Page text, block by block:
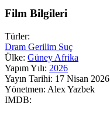
Film Bilgileri
Türler:
Dram Gerilim Suç
Ülke: Güney Afrika
Yapım Yılı: 2026
Yayın Tarihi: 17 Nisan 2026
Yönetmen: Alex Yazbek
IMDB: